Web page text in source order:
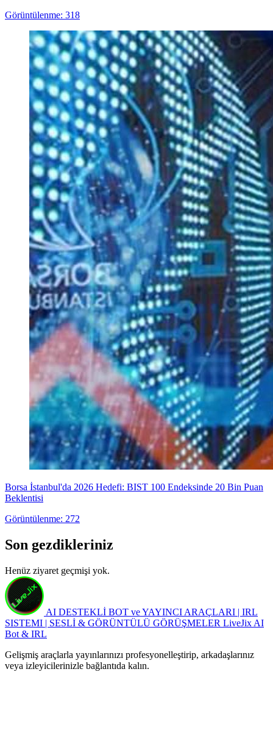
Görüntülenme: 318
Borsa İstanbul'da 2026 Hedefi: BIST 100 Endeksinde 20 Bin Puan
Beklentisi
Görüntülenme: 272
Son gezdikleriniz
Henüz ziyaret geçmişi yok.
AI DESTEKLİ BOT ve YAYINCI ARAÇLARI | IRL
SISTEMI | SESLİ & GÖRÜNTÜLÜ GÖRÜŞMELER LiveJix AI
Bot & IRL
Gelişmiş araçlarla yayınlarınızı profesyonelleştirip, arkadaşlarınız
veya izleyicilerinizle bağlantıda kalın.